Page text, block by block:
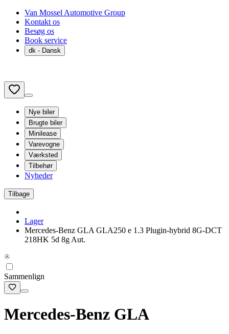
Van Mossel Automotive Group
Kontakt os
Besøg os
Book service
dk - Dansk
Nye biler
Brugte biler
Minilease
Varevogne
Værksted
Tilbehør
Nyheder
Tilbage
Lager
Mercedes-Benz GLA GLA250 e 1.3 Plugin-hybrid 8G-DCT
218HK 5d 8g Aut.
Sammenlign
Mercedes-Benz GLA